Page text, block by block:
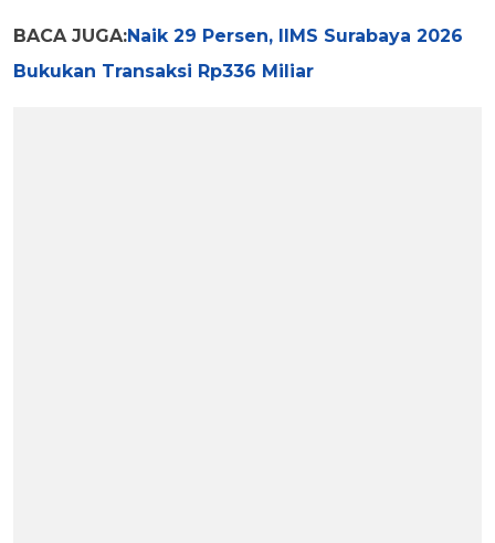
BACA JUGA:Naik 29 Persen, IIMS Surabaya 2026
Bukukan Transaksi Rp336 Miliar